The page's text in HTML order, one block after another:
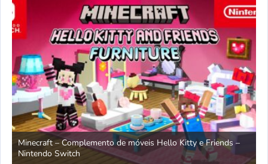
Minecraft – Complemento de móveis Hello Kitty e Friends –
Nintendo Switch